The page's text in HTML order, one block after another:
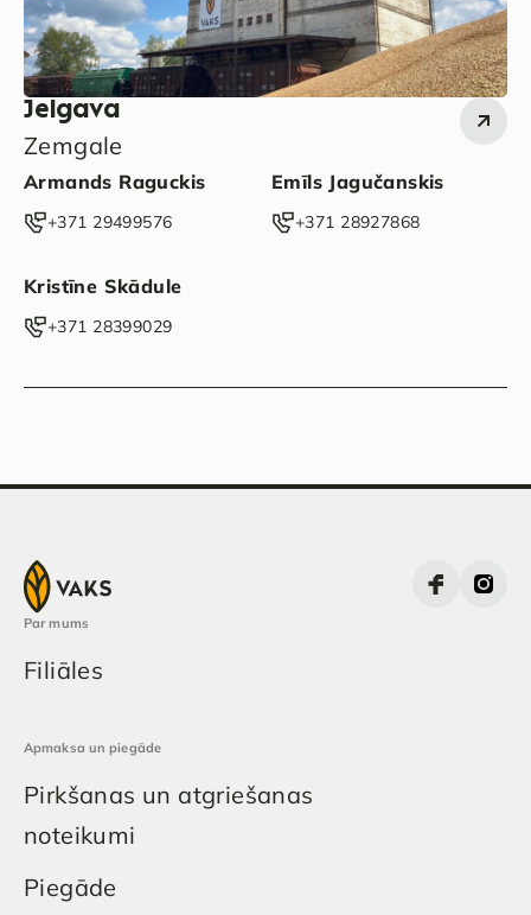
Jelgava
Zemgale
Armands Raguckis
‭+371 29499576‬
Emīls Jagučanskis
‭+371 28927868‬
Kristīne Skādule
‭+371 28399029‬
Par mums
Filiāles
Apmaksa un piegāde
Pirkšanas un atgriešanas
noteikumi
Piegāde